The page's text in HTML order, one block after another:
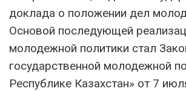
доклада о положении дел
Основой последующей
молодежной политики стал
государственной молодежной
Республике Казахстан» от 7